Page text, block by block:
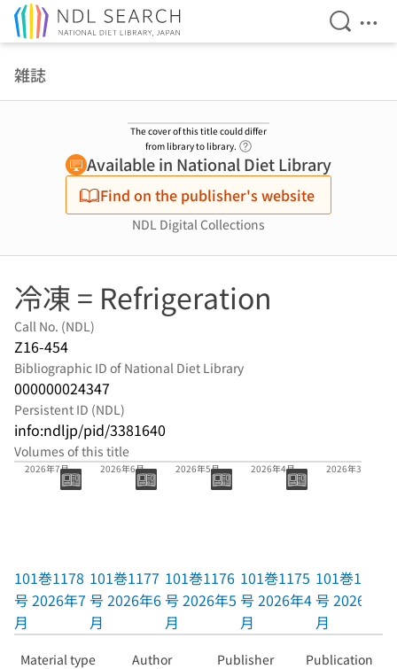
Open
雑誌
The cover of this title could differ
from library to library.
Available in National Diet Library
Find on the publisher's website
NDL Digital Collections
冷凍 = Refrigeration
Call No. (NDL)
Z16-454
Bibliographic ID of National Diet Library
000000024347
Persistent ID (NDL)
info:ndljp/pid/3381640
Volumes of this title
101巻1178号
2026年7月
101巻1178
号 2026年7
月
101巻1177号
2026年6月
101巻1177
号 2026年6
月
2026年5月
101巻1176
号 2026年5
月
2026年4月
101巻1175
号 2026年4
月
2026年3月
101巻1174
号 2026年3
月
Material type Author Publisher
Publication